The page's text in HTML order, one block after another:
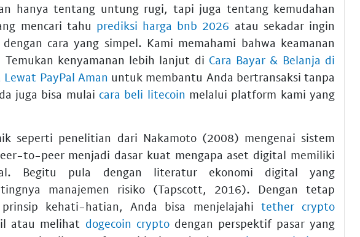
hanya tentang untung rugi, tapi juga tentang kemudahan
mencari tahu prediksi harga bnb 2026 atau sekadar ingin
dengan cara yang simpel. Kami memahami bahwa keamanan
Temukan kenyamanan lebih lanjut di Cara Bayar & Belanja di
PayPal Aman untuk membantu Anda bertransaksi tanpa
juga bisa mulai cara beli litecoin melalui platform kami yang
seperti penelitian dari Nakamoto (2008) mengenai sistem
to-peer menjadi dasar kuat mengapa aset digital memiliki
Begitu pula dengan literatur ekonomi digital yang
manajemen risiko (Tapscott, 2016). Dengan tetap
kehati-hatian, Anda bisa menjelajahi tether crypto
atau melihat dogecoin cryptodengan perspektif pasar yang